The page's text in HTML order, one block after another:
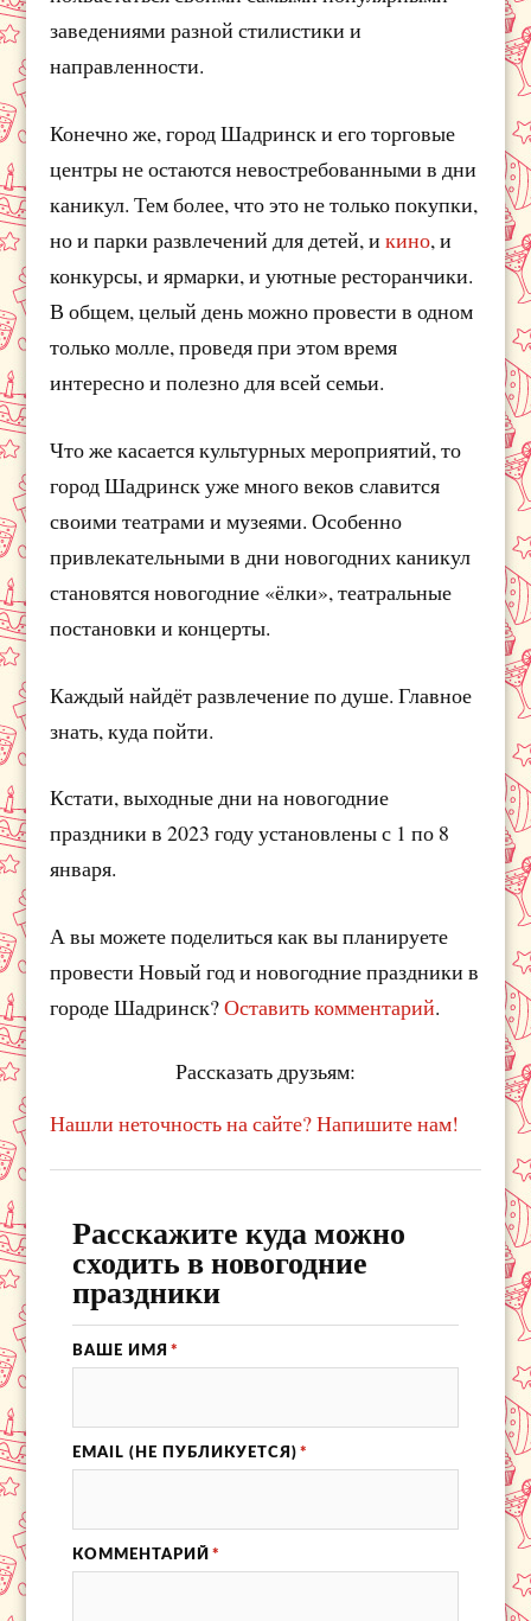
заведениями разной стилистики и
направленности.
Конечно же, город Шадринск и его торговые
центры не остаются невостребованными в дни
каникул. Тем более, что это не только покупки,
но и парки развлечений для детей, икино, и
конкурсы, и ярмарки, и уютные ресторанчики.
В общем, целый день можно провести в одном
только молле, проведя при этом время
интересно и полезно для всей семьи.
Что же касается культурных мероприятий, то
город Шадринск уже много веков славится
своими театрами и музеями. Особенно
привлекательными в дни новогодних каникул
становятся новогодние «ёлки», театральные
постановки и концерты.
Каждый найдёт развлечение по душе. Главное
знать, куда пойти.
Кстати, выходные дни на новогодние
праздники в 2023 году установлены с 1 по 8
января.
А вы можете поделиться как вы планируете
провести Новый год и новогодние праздники в
городе Шадринск?Оставить комментарий.
Рассказать друзьям:
Нашли неточность на сайте? Напишите нам!
Расскажите куда можно
сходить в новогодние
праздники
ВАШЕ ИМЯ *
EMAIL (НЕ ПУБЛИКУЕТСЯ) *
КОММЕНТАРИЙ *